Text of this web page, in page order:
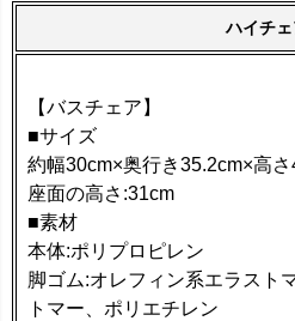
ハイチ
【バスチェア】
■サイズ
約幅30cm×奥行き35.2cm×高さ
座面の高さ:31cm
■素材
本体:ポリプロピレン
脚ゴム:オレフィン系エラスト
トマー、ポリエチレン